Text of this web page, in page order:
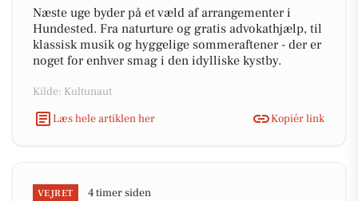
Næste uge byder på et væld af arrangementer i
Hundested. Fra naturture og gratis advokathjælp, til
klassisk musik og hyggelige sommeraftener - der er
noget for enhver smag i den idylliske kystby.
Kilde: Kultunaut
Læs hele artiklen her
Kopiér link
VEJRET 4 timer siden